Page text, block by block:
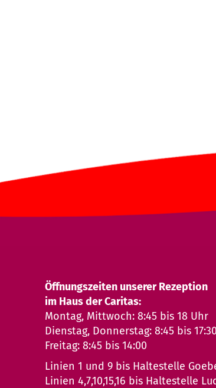
Öffnungszeiten unserer Rezeption
im Haus der Caritas:
Montag, Mittwoch: 8:45 bis 18 Uhr
Dienstag, Donnerstag: 8:45 bis
Freitag: 8:45 bis 14:00
Linien 1 und 9 bis Haltestelle
Linien 4,7,10,15,16 bis Haltestelle